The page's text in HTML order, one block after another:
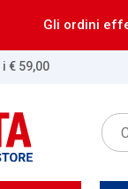
Gli ordini
€ 59,00